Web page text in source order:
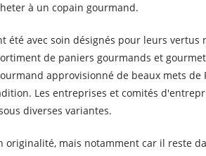
à un copain gourmand.
avec soin désignés pour leurs
de paniers gourmands et
approvisionné de beaux mets
Les entreprises et comités
diverses variantes.
mais notamment car il reste